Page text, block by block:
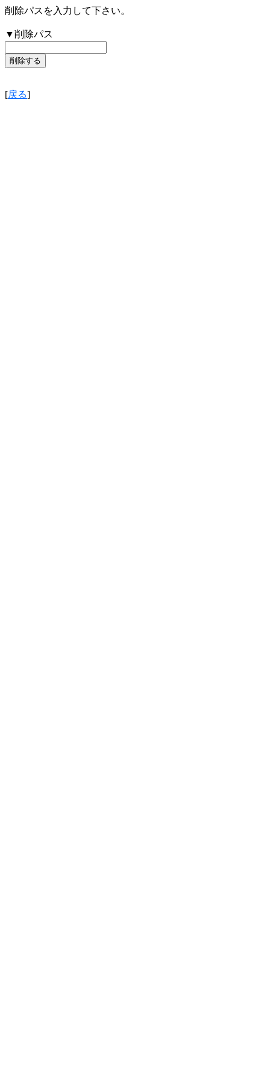
削除パスを入力して下さい。
▼削除パス
[戻る]